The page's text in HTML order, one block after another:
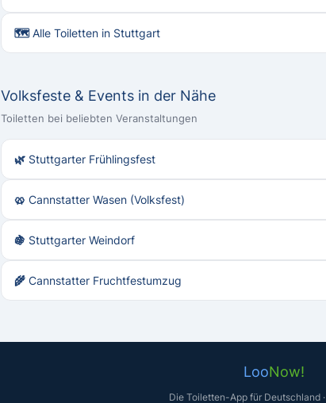
🗺 Alle Toiletten in Stuttgart
Volksfeste & Events in der Nähe
Toiletten bei beliebten Veranstaltungen
🌿 Stuttgarter Frühlingsfest
🥨 Cannstatter Wasen (Volksfest)
🍇 Stuttgarter Weindorf
🌾 Cannstatter Fruchtfestumzug
LooNow!
Die Toiletten-App für Deutschland ·